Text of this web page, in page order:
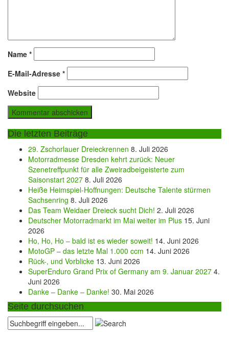
Name *
E-Mail-Adresse *
Website
Die letzten Beiträge
29. Zschorlauer Dreieckrennen 8. Juli 2026
Motorradmesse Dresden kehrt zurück: Neuer
Szenetreffpunkt für alle Zweiradbeigeisterte zum
Saisonstart 2027 8. Juli 2026
Heiße Heimspiel-Hoffnungen: Deutsche Talente stürmen
Sachsenring 8. Juli 2026
Das Team Weidaer Dreieck sucht Dich! 2. Juli 2026
Deutscher Motorradmarkt im Mai weiter im Plus 15. Juni
2026
Ho, Ho, Ho – bald ist es wieder soweit! 14. Juni 2026
MotoGP – das letzte Mal 1.000 ccm 14. Juni 2026
Rück-, und Vorblicke 13. Juni 2026
SuperEnduro Grand Prix of Germany am 9. Januar 2027 4.
Juni 2026
Danke – Danke – Danke! 30. Mai 2026
Seite durchsuchen